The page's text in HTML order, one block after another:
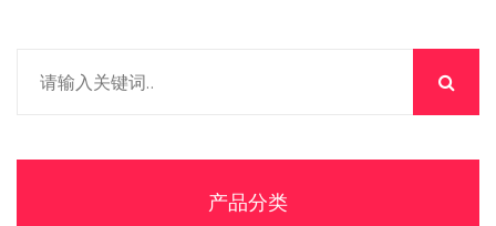
产品分类